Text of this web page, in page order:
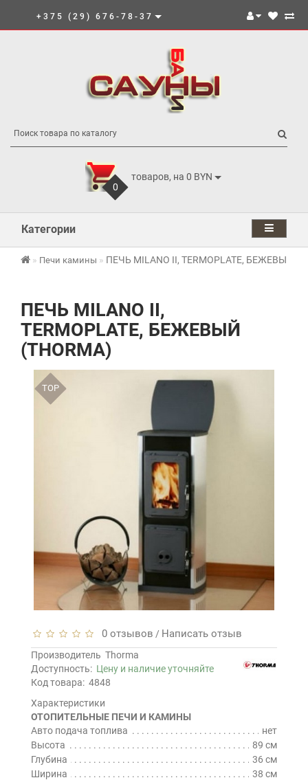
+375 (29) 676-78-37
0
товаров, на 0 BYN
Категории
Печи камины ПЕЧЬ MILANO II, TERMOPLATE, БЕЖЕВЫЙ
ПЕЧЬ MILANO II,
TERMOPLATE, БЕЖЕВЫЙ
(THORMA)
TOP
0 отзывов / Написать отзыв
Производитель Thorma
Доступность: Цену и наличие уточняйте
Код товара: 4848
Характеристики
ОТОПИТЕЛЬНЫЕ ПЕЧИ И КАМИНЫ
Авто подача топлива
нет
Высота
89 см
Глубина
36 см
Ширина
38 см